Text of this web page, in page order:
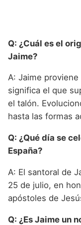
Q: ¿Cuál es el
Jaime?
A: Jaime
significa el que
el talón.
hasta las formas
Q: ¿Qué día se
España?
A: El santoral de
25 de julio, en
apóstoles de
Q: ¿Es Jaime un